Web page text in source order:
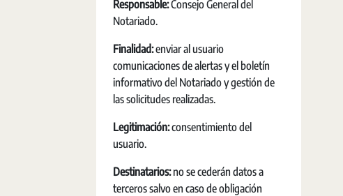
Responsable:Consejo General del
Notariado.
Finalidad:enviar al usuario
comunicaciones de alertas y el boletín
informativo del Notariado y gestión de
las solicitudes realizadas.
Legitimación:consentimiento del
usuario.
Destinatarios:no se cederán datos a
terceros salvo en caso de obligación